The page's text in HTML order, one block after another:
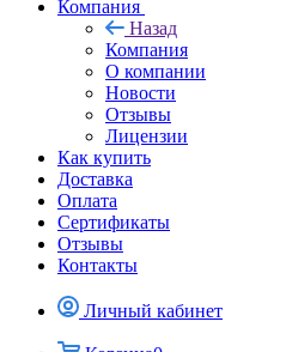
Компания
Назад
Компания
О компании
Новости
Отзывы
Лицензии
Как купить
Доставка
Оплата
Сертификаты
Отзывы
Контакты
Личный кабинет